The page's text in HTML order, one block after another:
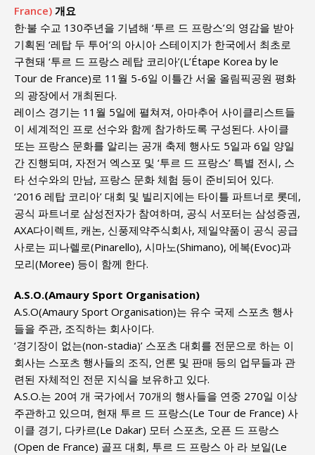
France) 개요
한·불 수교 130주년을 기념해 ‘투르 드 프랑스’의 영감을 받아
기획된 ‘레탑 두 투어’의 아시아 스테이지가 한국에서 최초로
구현돼 ‘투르 드 프랑스 레탑 코리아’(L’Étape Korea by le
Tour de France)로 11월 5-6일 이틀간 서울 올림픽공원 평화
의 광장에서 개최된다.
레이스 경기는 11월 5일에 펼쳐져, 아마추어 사이클리스트들
이 세계적인 프로 선수와 함께 참가하도록 구성된다. 사이클
또는 프랑스 문화를 알리는 공개 축제 행사도 5일과 6일 양일
간 진행되며, 자전거 엑스포 및 ‘투르 드 프랑스’ 특별 전시, 스
타 선수와의 만남, 프랑스 문화 체험 등이 준비되어 있다.
‘2016 레탑 코리아’ 대회 및 빌리지에는 타이틀 파트너로 롯데,
공식 파트너로 삼성전자가 참여하며, 공식 서포터는 삼성증권,
AXA다이렉트, 캐논, 신풍제약주식회사, 제일약품이 공식 공급
사로는 피나렐로(Pinarello), 시마노(Shimano), 에복(Evoc)과
모리(Moree) 등이 함께 한다.
A.S.O.(Amaury Sport Organisation)
A.S.O(Amaury Sport Organisation)는 유수 국제 스포츠 행사
들을 주관, 조직하는 회사이다.
‘경기장이 없는(non-stadia)’ 스포츠 대회를 전문으로 하는 이
회사는 스포츠 행사들의 조직, 언론 및 판매 등의 업무들과 관
련된 자체적인 전문 지식을 보유하고 있다.
A.S.O.는 20여 개 국가에서 70개의 행사들을 연중 270일 이상
주관하고 있으며, 현재 투르 드 프랑스(Le Tour de France) 사
이클 경기, 다카르(Le Dakar) 모터 스포츠, 오픈 드 프랑스
(Open de France) 골프 대회, 투르 드 프랑스 아 라 보일(Le